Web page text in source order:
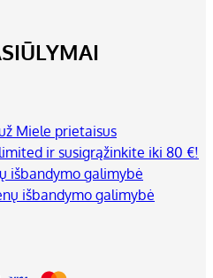
Miele prietaisus
ir susigrąžinkite iki 80 €!
išbandymo galimybė
išbandymo galimybė